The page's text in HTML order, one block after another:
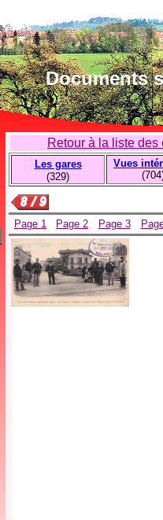
Documents
Retour à la liste
Page 1 Page 2 Page 3